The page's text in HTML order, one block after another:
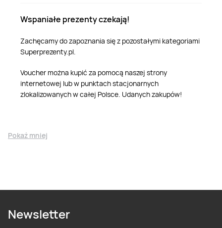
Wspaniałe prezenty czekają!
Zachęcamy do zapoznania się z pozostałymi kategoriami
Superprezenty.pl.
Voucher można kupić za pomocą naszej strony
internetowej lub w punktach stacjonarnych
zlokalizowanych w całej Polsce. Udanych zakupów!
Pokaż mniej
Newsletter